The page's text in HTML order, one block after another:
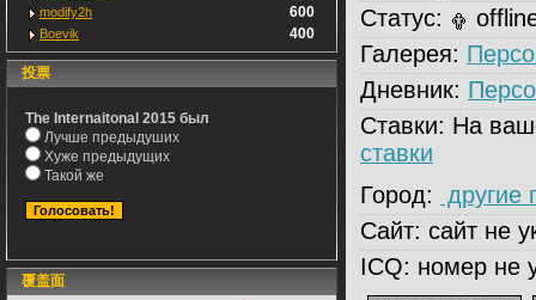
modify2h 600
Boevik 400
投票
The Internaitonal 2015 был
Лучше предыдуших
Хуже предыдущих
Такой же
覆盖面
Статус:
Галерея:
Дневник:
Ставки: На
ставки
Город:
другие
Сайт: сайт не
ICQ: номер не